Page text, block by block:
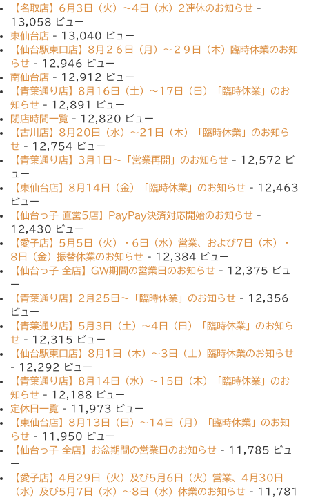
【名取店】6月3日（火）〜4日（水）2連休のお知らせ -
13,058 ビュー
東仙台店 - 13,040 ビュー
【仙台駅東口店】8月２６日（月）〜２９日（木）臨時休業のお知
らせ - 12,946 ビュー
南仙台店 - 12,912 ビュー
【青葉通り店】8月16日（土）〜17日（日）「臨時休業」のお
知らせ - 12,891 ビュー
閉店時間一覧 - 12,820 ビュー
【古川店】8月20日（水）〜21日（木）「臨時休業」のお知ら
せ - 12,754 ビュー
【青葉通り店】3月1日〜「営業再開」のお知らせ - 12,572 ビ
ュー
【東仙台店】8月14日（金）「臨時休業」のお知らせ - 12,463
ビュー
【仙台っ子 直営5店】PayPay決済対応開始のお知らせ -
12,430 ビュー
【愛子店】5月5日（火）・6日（水）営業、および7日（木）・
8日（金）振替休業のお知らせ - 12,384 ビュー
【仙台っ子 全店】GW期間の営業日のお知らせ - 12,375 ビュ
ー
【青葉通り店】2月25日〜「臨時休業」のお知らせ - 12,356
ビュー
【青葉通り店】5月3日（土）〜4日（日）「臨時休業」のお知ら
せ - 12,315 ビュー
【仙台駅東口店】8月1日（木）〜3日（土）臨時休業のお知らせ
- 12,292 ビュー
【青葉通り店】8月14日（水）〜15日（木）「臨時休業」のお
知らせ - 12,188 ビュー
定休日一覧 - 11,973 ビュー
【東仙台店】8月13日（日）〜14日（月）「臨時休業」のお知
らせ - 11,950 ビュー
【仙台っ子 全店】お盆期間の営業日のお知らせ - 11,785 ビュ
ー
【愛子店】4月29日（火）及び5月6日（火）営業、4月30日
（水）及び5月7日（水）〜8日（水）休業のお知らせ - 11,781